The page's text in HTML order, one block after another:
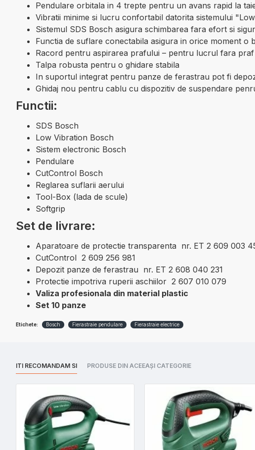
Pendulare orbitala in 4 trepte pentru un avans rapid la
Vibratii minime si lucru confortabil datorita sistemului
Sistemul SDS Bosch asigura schimbarea fara efort si
Functia de suflare conectabila asigura in orice moment o
Racord pentru aspirarea prafului – pentru lucrul fara praf
Talpa robusta pentru o ghidare stabila
In suportul integrat pentru panze de ferastrau pot fi
Ghidaj nou pentru cablu cu dispozitiv de suspendare
Functii:
SDS Bosch
Low Vibration Bosch
Sistem electronic Bosch
Pendulare
CutControl Bosch
Reglarea suflarii aerului
Tool-Box (lada de scule)
Softgrip
Set de livrare:
Aparatoare de protectie transparenta nr. ET 2 609 003
CutControl 2 609 256 981
Depozit panze de ferastrau nr. ET 2 608 040 231
Protectie impotriva ruperii aschiilor 2 607 010 079
Valiza profesionala din material plastic
Set 10 panze
Etichete: Bosch Fierastraie pendulare Fierastraie electrice
ITI RECOMANDAM SI PRODUSE DIN ACEEAȘI CATEGORIE